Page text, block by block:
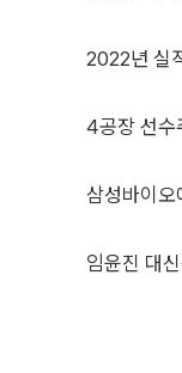
2022년 실
4공장 선수
삼성바이오
임윤진 대